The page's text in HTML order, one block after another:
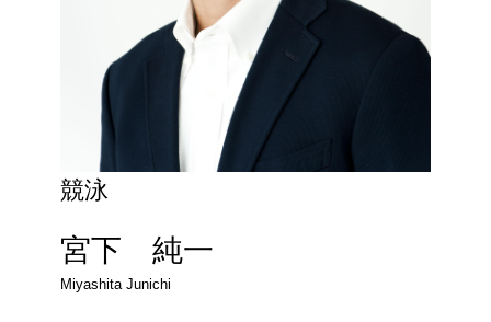
競泳
宮下 純一
Miyashita Junichi